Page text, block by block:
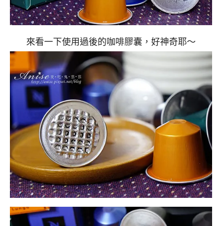
來看一下使用過後的咖啡膠囊，好神奇耶～